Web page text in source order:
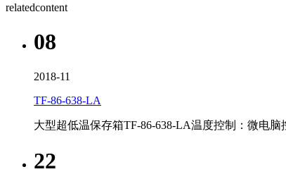
relatedcontent
08
2018-11
​TF-86-638-LA
大型超低温保存箱TF-86-638-LA温度控制：微电
22